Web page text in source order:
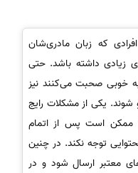
که زبان مادری‌شان
داشته باشد. حتی
خوبی صحبت می‌کنند نیز
شوند. یکی از مشکلات رایج
ممکن است پس از اتمام
توجه نکند. در چنین
معتبر ارسال شود و در